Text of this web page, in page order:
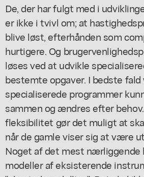
De, der har fulgt med i
er ikke i tvivl om; at
blive løst, efterhånden som
hurtigere. Og
løses ved at udvikle
bestemte opgaver. I bedste fald
specialiserede programmer
sammen og ændres efter
fleksibilitet gør det muligt at
når de gamle viser sig at være
Noget af det mest
modeller af eksisterende